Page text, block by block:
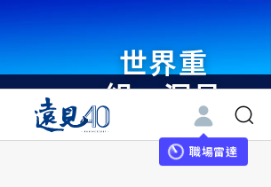
世界重
組・洞見
未來 與
世界領袖
職場雷達